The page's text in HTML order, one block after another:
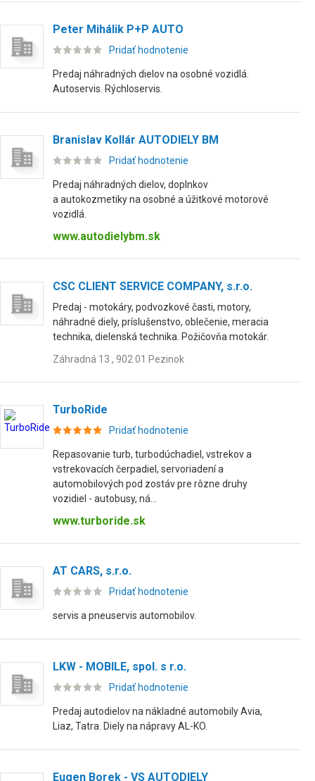
Peter Mihálik P+P AUTO
Pridať hodnotenie
Predaj náhradných dielov na osobné vozidlá.
Autoservis. Rýchloservis.
Branislav Kollár AUTODIELY BM
Pridať hodnotenie
Predaj náhradných dielov, doplnkov
a autokozmetiky na osobné a úžitkové motorové
vozidlá.
www.autodielybm.sk
CSC CLIENT SERVICE COMPANY, s.r.o.
Predaj - motokáry, podvozkové časti, motory,
náhradné diely, príslušenstvo, oblečenie, meracia
technika, dielenská technika. Požičovňa motokár.
Záhradná 13 , 902 01 Pezinok
TurboRide
Pridať hodnotenie
Repasovanie turb, turbodúchadiel, vstrekov a
vstrekovacích čerpadiel, servoriadení a
automobilových pod zostáv pre rôzne druhy
vozidiel - autobusy, ná...
www.turboride.sk
AT CARS, s.r.o.
Pridať hodnotenie
servis a pneuservis automobilov.
LKW - MOBILE, spol. s r.o.
Pridať hodnotenie
Predaj autodielov na nákladné automobily Avia,
Liaz, Tatra. Diely na nápravy AL-KO.
Eugen Borek - VS AUTODIELY